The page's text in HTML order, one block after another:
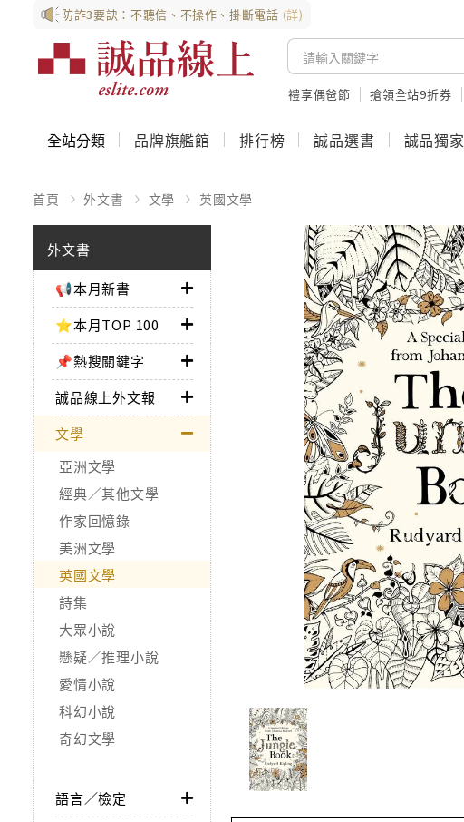
防詐3要訣：不聽信、不操作、掛斷電話 (詳)
禮享偶爸節 搶領全站9折券
全站分類 品牌旗艦館 排行榜 誠品選書 誠品獨家
首頁 外文書 文學 英國文學
外文書
📢本月新書
⭐本月TOP 100
📌熱搜關鍵字
誠品線上外文報
文學
亞洲文學
經典／其他文學
作家回憶錄
美洲文學
英國文學
詩集
大眾小說
懸疑／推理小說
愛情小說
科幻小說
奇幻文學
語言／檢定